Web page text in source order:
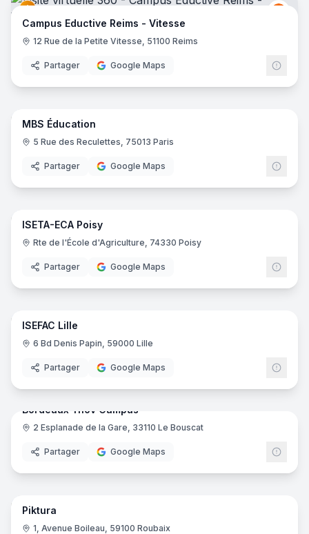
Campus Eductive Reims - Vitesse
12 Rue de la Petite Vitesse, 51100 Reims
Partager Google Maps
35
MBS Éducation
5 Rue des Reculettes, 75013 Paris
Partager Google Maps
49
ISETA-ECA Poisy
Rte de l'École d'Agriculture, 74330 Poisy
Partager Google Maps
23
ISEFAC Lille
6 Bd Denis Papin, 59000 Lille
Partager Google Maps
61
Bordeaux Ynov Campus
2 Esplanade de la Gare, 33110 Le Bouscat
Partager Google Maps
36
Piktura
1, Avenue Boileau, 59100 Roubaix